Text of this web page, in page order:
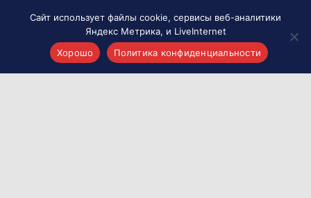
Сайт использует файлы cookie, сервисы веб-аналитики
Яндекс Метрика, и LiveInternet
Хорошо
Политика конфиденциальности